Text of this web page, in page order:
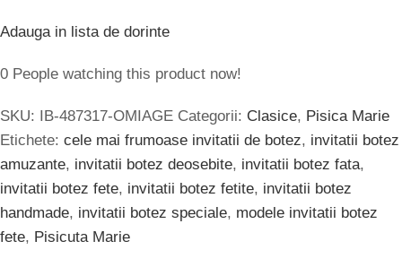
Adauga in lista de dorinte
0 People watching this product now!
SKU: IB-487317-OMIAGE Categorii: Clasice, Pisica Marie
Etichete: cele mai frumoase invitatii de botez, invitatii botez
amuzante, invitatii botez deosebite, invitatii botez fata,
invitatii botez fete, invitatii botez fetite, invitatii botez
handmade, invitatii botez speciale, modele invitatii botez
fete, Pisicuta Marie